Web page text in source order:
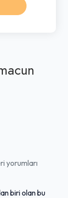
yorumları
biri olan bu